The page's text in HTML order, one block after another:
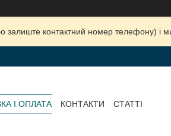
залиште контактний номер телефону)
І ОПЛАТА КОНТАКТИ СТАТТІ